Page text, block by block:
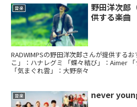
音楽
野田洋次郎
供する楽曲
RADWIMPSの野田洋次郎さんが提供する
こ」：ハナレグミ 「蝶々結び」：Aimer
「気まぐれ雲」：大野奈々
音楽 never